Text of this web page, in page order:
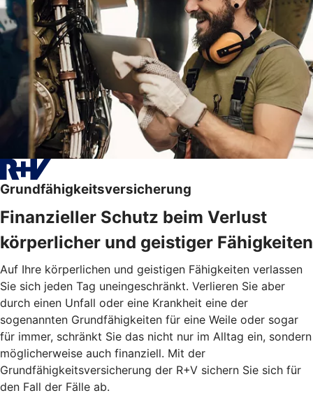
Grundfähigkeitsversicherung
Finanzieller Schutz beim Verlust
körperlicher und geistiger Fähigkeiten
Auf Ihre körperlichen und geistigen Fähigkeiten verlassen
Sie sich jeden Tag uneingeschränkt. Verlieren Sie aber
durch einen Unfall oder eine Krankheit eine der
sogenannten Grundfähigkeiten für eine Weile oder sogar
für immer, schränkt Sie das nicht nur im Alltag ein, sondern
möglicherweise auch finanziell. Mit der
Grundfähigkeitsversicherung der R+V sichern Sie sich für
den Fall der Fälle ab.